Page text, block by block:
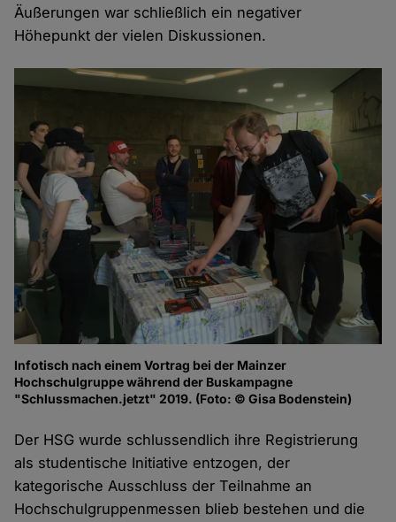
Äußerungen war schließlich ein negativer
Höhepunkt der vielen Diskussionen.
Infotisch nach einem Vortrag bei der Mainzer
Hochschulgruppe während der Buskampagne
"Schlussmachen.jetzt" 2019. (Foto: © Gisa Bodenstein)
Der HSG wurde schlussendlich ihre Registrierung
als studentische Initiative entzogen, der
kategorische Ausschluss der Teilnahme an
Hochschulgruppenmessen blieb bestehen und die